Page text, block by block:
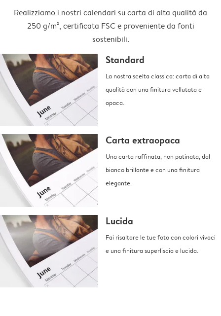
Realizziamo i nostri calendari su carta di alta qualità da
250 g/m², certificata FSC e proveniente da fonti
sostenibili.
Standard
La nostra scelta classica: carta di alta
qualità con una finitura vellutata e
opaca.
Carta extraopaca
Una carta raffinata, non patinata, dal
bianco brillante e con una finitura
elegante.
Lucida
Fai risaltare le tue foto con colori vivaci
e una finitura superliscia e lucida.